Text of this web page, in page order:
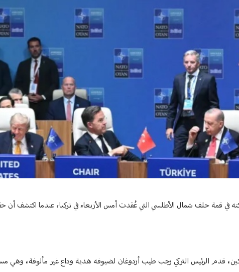
في قمة حلف شمال الأطلسي التي عُقدت أمس الأربعاء في تركيا، عندما اكتشف أن
قدم الرئيس التركي رجب طيب أردوغان لضيوفه هدية وداع غير مألوفة، وهي